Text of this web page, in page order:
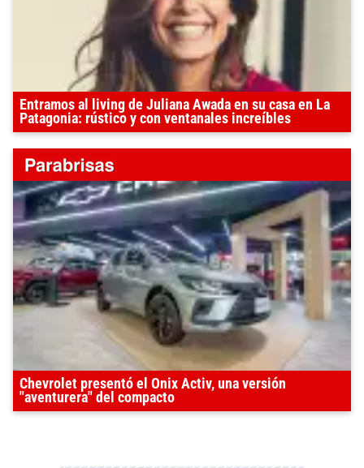
Entramos al living de Juliana Awada en su casa en La
Patagonia: rústico y con ventanales increíbles
Chevrolet presentó el Onix Activ, una versión
"aventurera" del compacto